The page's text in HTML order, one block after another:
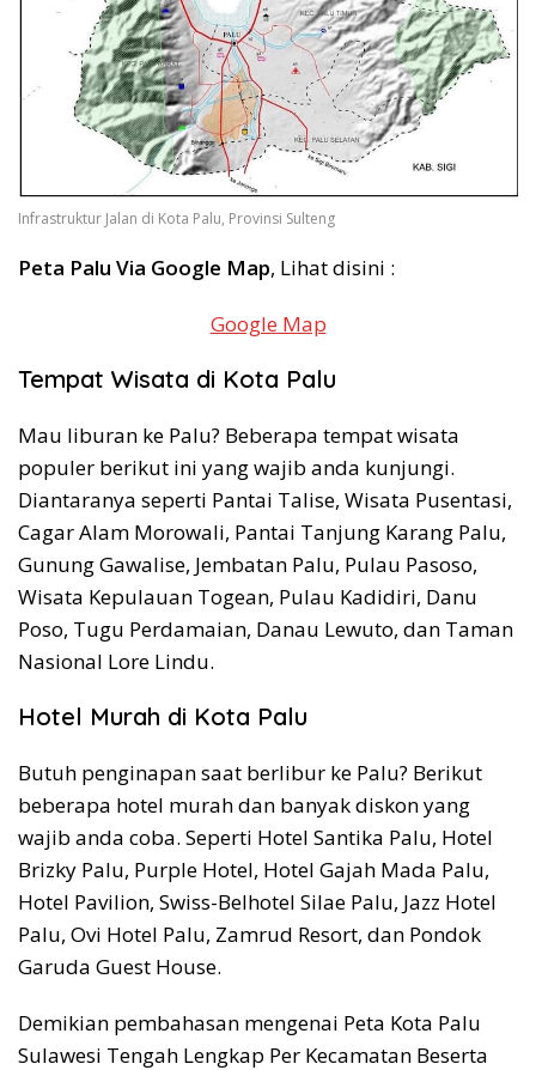
Infrastruktur Jalan di Kota Palu, Provinsi Sulteng
Peta Palu Via Google Map, Lihat disini :
Google Map
Tempat Wisata di Kota Palu
Mau liburan ke Palu? Beberapa tempat wisata
populer berikut ini yang wajib anda kunjungi.
Diantaranya seperti Pantai Talise, Wisata Pusentasi,
Cagar Alam Morowali, Pantai Tanjung Karang Palu,
Gunung Gawalise, Jembatan Palu, Pulau Pasoso,
Wisata Kepulauan Togean, Pulau Kadidiri, Danu
Poso, Tugu Perdamaian, Danau Lewuto, dan Taman
Nasional Lore Lindu.
Hotel Murah di Kota Palu
Butuh penginapan saat berlibur ke Palu? Berikut
beberapa hotel murah dan banyak diskon yang
wajib anda coba. Seperti Hotel Santika Palu, Hotel
Brizky Palu, Purple Hotel, Hotel Gajah Mada Palu,
Hotel Pavilion, Swiss-Belhotel Silae Palu, Jazz Hotel
Palu, Ovi Hotel Palu, Zamrud Resort, dan Pondok
Garuda Guest House.
Demikian pembahasan mengenai Peta Kota Palu
Sulawesi Tengah Lengkap Per Kecamatan Beserta